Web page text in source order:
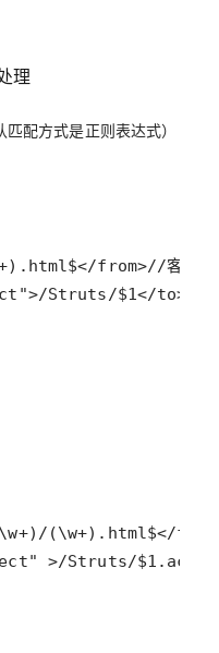
理
配方式是正则表达式）